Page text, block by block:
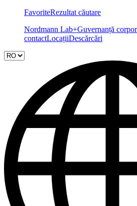
FavoriteRezultat căutare
Nordmann Lab+Guvernanță
contactLocațiiDescărcări